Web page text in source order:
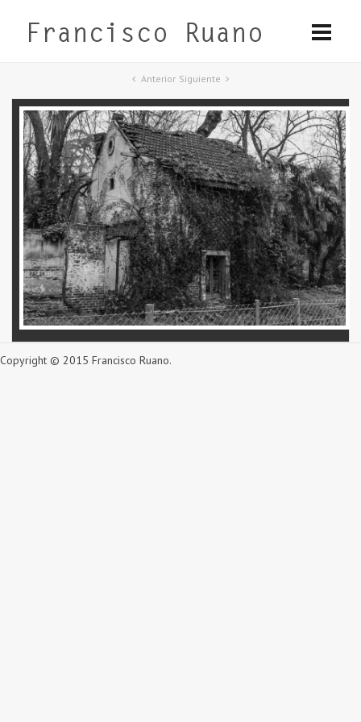
Anterior Siguiente
Copyright © 2015 Francisco Ruano.